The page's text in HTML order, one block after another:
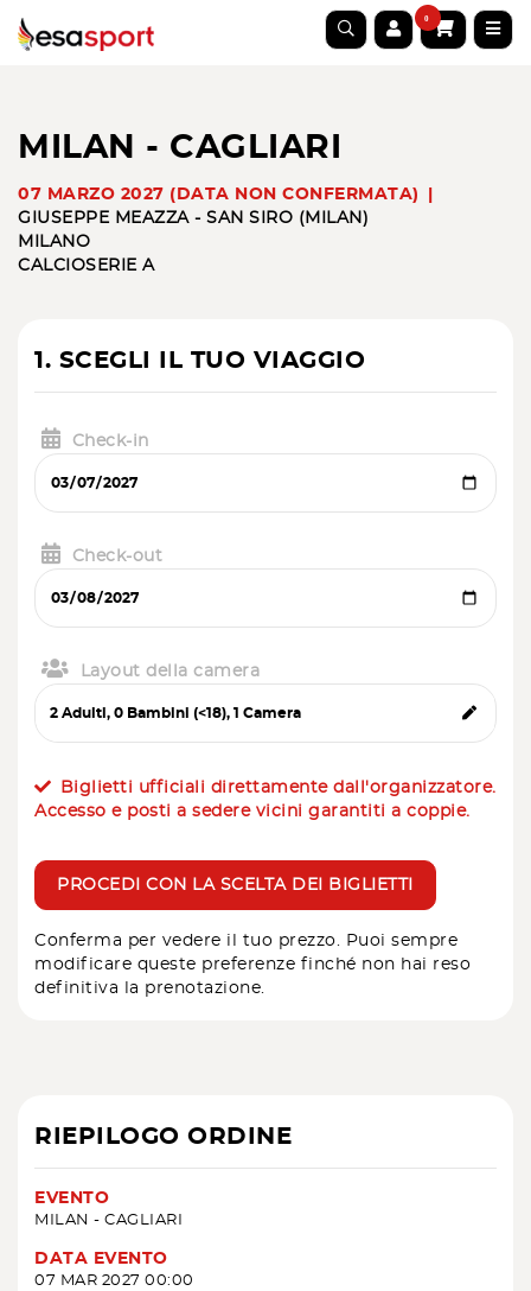
0
MILAN - CAGLIARI
07 MARZO 2027 (DATA NON CONFERMATA)
GIUSEPPE MEAZZA - SAN SIRO (MILAN)
MILANO
CALCIOSERIE A
1. SCEGLI IL TUO VIAGGIO
Check-in
Check-out
Layout della camera
Biglietti ufficiali direttamente dall'organizzatore.
Accesso e posti a sedere vicini garantiti a coppie.
PROCEDI CON LA SCELTA DEI BIGLIETTI
Conferma per vedere il tuo prezzo. Puoi sempre
modificare queste preferenze finché non hai reso
definitiva la prenotazione.
RIEPILOGO ORDINE
EVENTO
MILAN - CAGLIARI
DATA EVENTO
07 MAR 2027 00:00